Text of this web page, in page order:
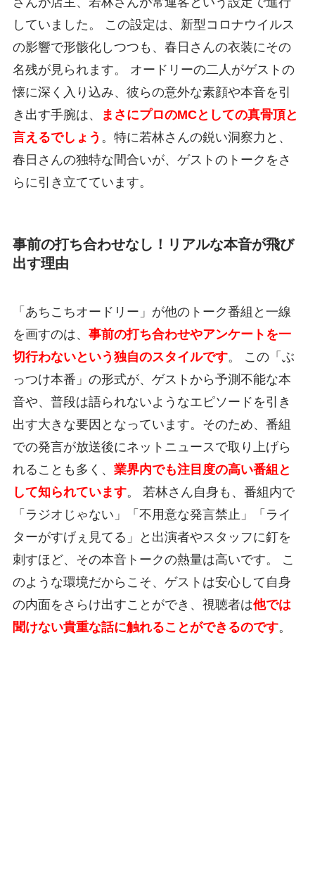
していました。 この設定は、新型コロナウイルス
の影響で形骸化しつつも、春日さんの衣装にその
名残が見られます。 オードリーの二人がゲストの
懐に深く入り込み、彼らの意外な素顔や本音を引
き出す手腕は、
まさにプロのMCとしての真骨頂と
言えるでしょう 。特に若林さんの鋭い洞察力と、
春日さんの独特な間合いが、ゲストのトークをさ
らに引き立てています。
事前の打ち合わせなし！リアルな本音が飛び
出す理由
「あちこちオードリー」が他のトーク番組と一線
を画すのは、 事前の打ち合わせやアンケートを一
切行わないという独自のスタイルです。 この「ぶ
っつけ本番」の形式が、ゲストから予測不能な本
音や、普段は語られないようなエピソードを引き
出す大きな要因となっています。そのため、番組
での発言が放送後にネットニュースで取り上げら
れることも多く、 業界内でも注目度の高い番組と
して知られています。 若林さん自身も、番組内で
「ラジオじゃない」「不用意な発言禁止」「ライ
ターがすげぇ見てる」と出演者やスタッフに釘を
刺すほど、その本音トークの熱量は高いです。 こ
のような環境だからこそ、ゲストは安心して自身
の内面をさらけ出すことができ、視聴者は他では
聞けない貴重な話に触れることができるのです。